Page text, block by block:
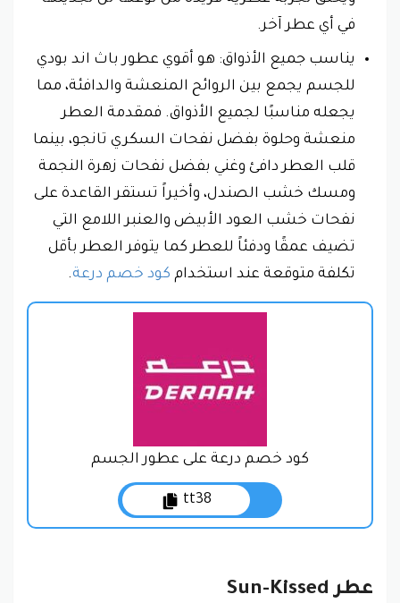
في أي عطر آخر.
يناسب جميع الأذواق: هو أقوي عطور باث اند بودي
للجسم يجمع بين الروائح المنعشة والدافئة، مما
يجعله مناسبًا لجميع الأذواق. فمقدمة العطر
منعشة وحلوة بفضل نفحات السكري تانجو، بينما
قلب العطر دافئ وغني بفضل نفحات زهرة النجمة
ومسك خشب الصندل، وأخيراً تستقر القاعدة على
نفحات خشب العود الأبيض والعنبر اللامع التي
تضيف عمقًا ودفئاً للعطر كما يتوفر العطر بأقل
تكلفة متوقعة عند استخدام كود خصم درعة.
كود خصم درعة على عطور الجسم
tt38
عطر Sun-Kissed